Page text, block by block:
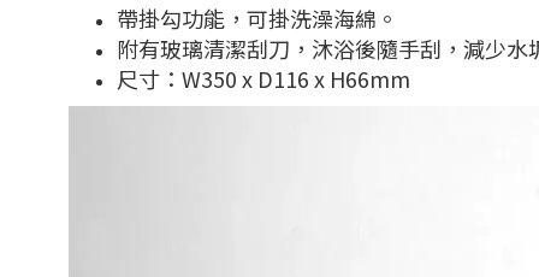
帶掛勾功能，可掛洗澡海綿。
附有玻璃清潔刮刀，沐浴後隨手刮，減少水
尺寸：W350 x D116 x H66mm